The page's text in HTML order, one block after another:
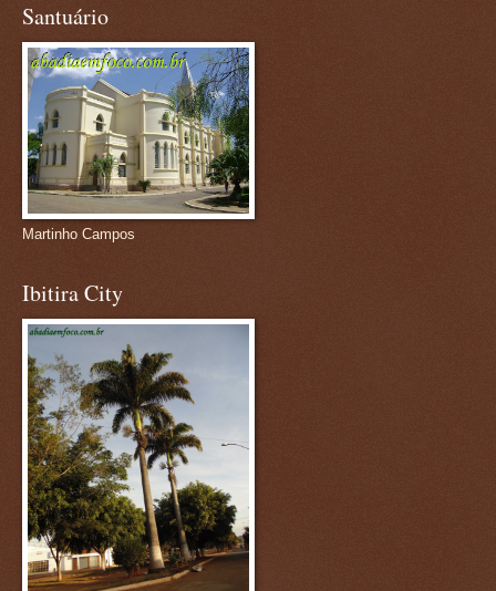
Santuário
Martinho Campos
Ibitira City